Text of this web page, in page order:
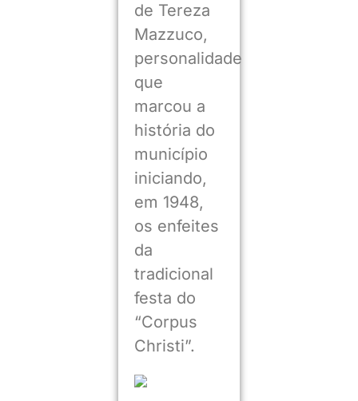
de Tereza
Mazzuco,
personalidade
que
marcou a
história do
município
iniciando,
em 1948,
os enfeites
da
tradicional
festa do
“Corpus
Christi”.